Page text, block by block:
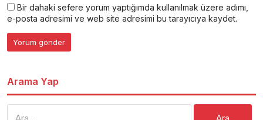
Bir dahaki sefere yorum yaptığımda kullanılmak üzere adımı,
e-posta adresimi ve web site adresimi bu tarayıcıya kaydet.
Arama Yap